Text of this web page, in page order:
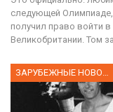
следующей
получил право войти
Великобритании. Том
ЗАРУБЕЖНЫЕ НОВОСТИ